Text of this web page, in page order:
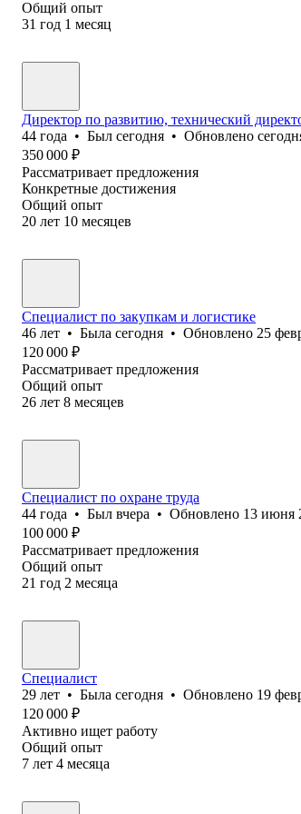
Общий опыт
31 год 1 месяц
Директор по развитию, технический
44 года • Был сегодня • Обновлено
350 000 ₽
Рассматривает предложения
Конкретные достижения
Общий опыт
20 лет 10 месяцев
Специалист по закупкам и логистике
46 лет • Была сегодня • Обновлено 25
120 000 ₽
Рассматривает предложения
Общий опыт
26 лет 8 месяцев
Специалист по охране труда
44 года • Был вчера • Обновлено 13 июня
100 000 ₽
Рассматривает предложения
Общий опыт
21 год 2 месяца
Специалист
29 лет • Была сегодня • Обновлено 19
120 000 ₽
Активно ищет работу
Общий опыт
7 лет 4 месяца